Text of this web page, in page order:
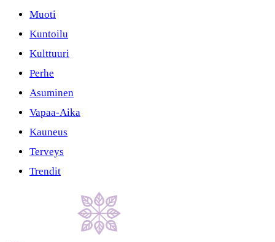
Muoti
Kuntoilu
Kulttuuri
Perhe
Asuminen
Vapaa-Aika
Kauneus
Terveys
Trendit